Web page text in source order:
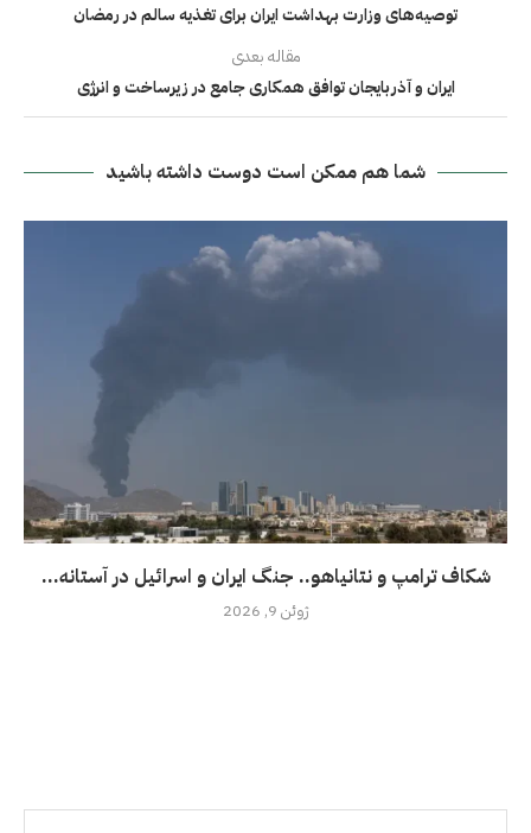
توصیه‌های وزارت بهداشت ایران برای تغذیه سالم در رمضان
مقاله بعدی
ایران و آذربایجان توافق همکاری جامع در زیرساخت و انرژی
شما هم ممکن است دوست داشته باشید
شکاف ترامپ و نتانیاهو.. جنگ ایران و اسرائیل در آستانه...
ژوئن 9, 2026